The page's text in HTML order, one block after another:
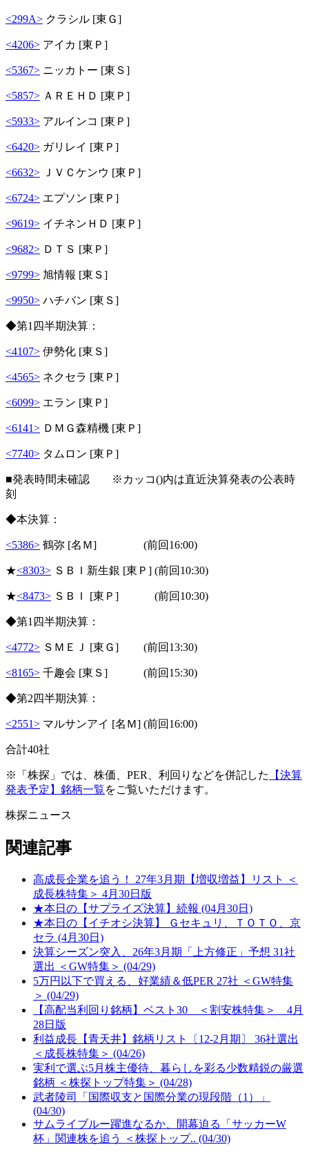
<299A> クラシル [東Ｇ]
<4206> アイカ [東Ｐ]
<5367> ニッカトー [東Ｓ]
<5857> ＡＲＥＨＤ [東Ｐ]
<5933> アルインコ [東Ｐ]
<6420> ガリレイ [東Ｐ]
<6632> ＪＶＣケンウ [東Ｐ]
<6724> エプソン [東Ｐ]
<9619> イチネンＨＤ [東Ｐ]
<9682> ＤＴＳ [東Ｐ]
<9799> 旭情報 [東Ｓ]
<9950> ハチバン [東Ｓ]
◆第1四半期決算：
<4107> 伊勢化 [東Ｓ]
<4565> ネクセラ [東Ｐ]
<6099> エラン [東Ｐ]
<6141> ＤＭＧ森精機 [東Ｐ]
<7740> タムロン [東Ｐ]
■発表時間未確認 ※カッコ()内は直近決算発表の公表時
刻
◆本決算：
<5386> 鶴弥 [名Ｍ] (前回16:00)
★<8303> ＳＢＩ新生銀 [東Ｐ] (前回10:30)
★<8473> ＳＢＩ [東Ｐ] (前回10:30)
◆第1四半期決算：
<4772> ＳＭＥＪ [東Ｇ] (前回13:30)
<8165> 千趣会 [東Ｓ] (前回15:30)
◆第2四半期決算：
<2551> マルサンアイ [名Ｍ] (前回16:00)
合計40社
※「株探」では、株価、PER、利回りなどを併記した
【決算
発表予定】銘柄一覧をご覧いただけます。
株探ニュース
関連記事
高成長企業を追う！ 27年3月期【増収増益】リスト ＜
成長株特集＞ 4月30日版
★本日の【サプライズ決算】続報 (04月30日)
★本日の【イチオシ決算】 Ｇセキュリ、ＴＯＴＯ、京
セラ (4月30日)
決算シーズン突入、26年3月期「上方修正」予想 31社
選出 ＜GW特集＞ (04/29)
5万円以下で買える、好業績＆低PER 27社 ＜GW特集
＞ (04/29)
【高配当利回り銘柄】ベスト30 ＜割安株特集＞ 4月
28日版
利益成長【青天井】銘柄リスト〔12-2月期〕 36社選出
＜成長株特集＞ (04/26)
実利で選ぶ5月株主優待、暮らしを彩る少数精鋭の厳選
銘柄 ＜株探トップ特集＞ (04/28)
武者陵司「国際収支と国際分業の現段階（1）」
(04/30)
サムライブルー躍進なるか、開幕迫る「サッカーW
杯」関連株を追う ＜株探トップ.. (04/30)